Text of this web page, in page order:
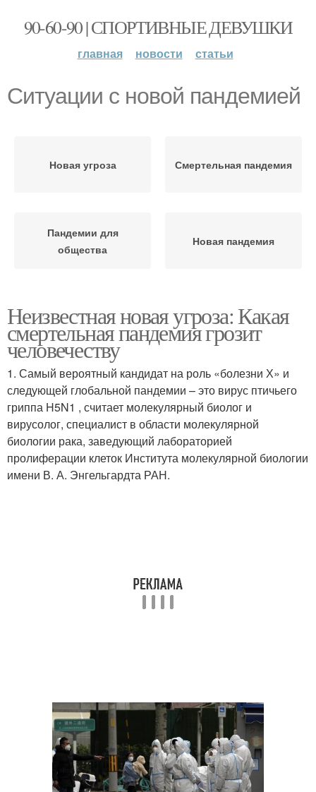
90-60-90 | СПОРТИВНЫЕ ДЕВУШКИ
главная новости статьи
Ситуации с новой пандемией
Новая угроза Смертельная пандемия
Пандемии для
общества
Новая пандемия
Неизвестная новая угроза: Какая
смертельная пандемия грозит
человечеству
1. Самый вероятный кандидат на роль «болезни Х» и
следующей глобальной пандемии – это вирус птичьего
гриппа H5N1 , считает молекулярный биолог и
вирусолог, специалист в области молекулярной
биологии рака, заведующий лабораторией
пролиферации клеток Института молекулярной биологии
имени В. А. Энгельгардта РАН.